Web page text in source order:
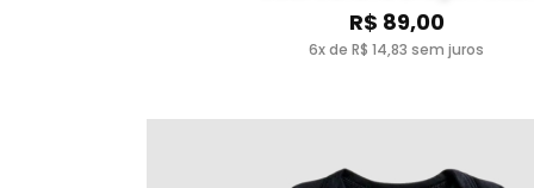
R$ 89,00
6x de R$ 14,83 sem juros